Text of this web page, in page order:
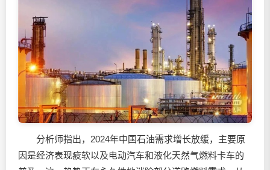
分析师指出，2024年中国石油需求增长放缓，主要原
因是经济表现疲软以及电动汽车和液化天然气燃料卡车的